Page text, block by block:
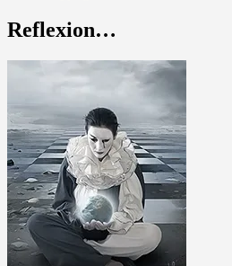
Reflexion…